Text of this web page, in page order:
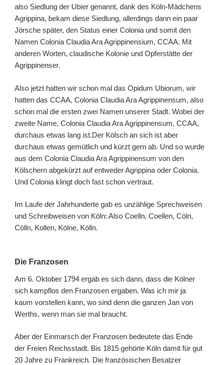
also Siedlung der Ubier genannt, dank des Köln-Mädchens
Agrippina, bekam diese Siedlung, allerdings dann ein paar
Jörsche später, den Status einer Colonia und somit den
Namen Colonia Claudia Ara Agrippinensium, CCAA. Mit
anderen Worten, claudische Kolonie und Opferstätte der
Agrippinenser.
Also jetzt hatten wir schon mal das Opidum Ubiorum, wir
hatten das CCAA, Colonia Claudia Ara Agrippinensum, also
schon mal die ersten zwei Namen unserer Stadt. Wobei der
zweite Name, Colonia Claudia Ara Agrippinensum, CCAA,
durchaus etwas lang ist.Der Kölsch an sich ist aber
durchaus etwas gemütlich und kürzt gern ab. Und so wurde
aus dem Colonia Claudia Ara Agrippinensum von den
Kölschern abgekürzt auf entweder Agrippina oder Colonia.
Und Colonia klingt doch fast schon vertraut.
Im Laufe der Jahrhunderte gab es unzählige Sprechweisen
und Schreibweisen von Köln: Also Coelln, Coellen, Cöln,
Cölln, Kollen, Kölne, Kölln.
Die Franzosen
Am 6. Oktober 1794 ergab es sich dann, dass die Kölner
sich kampflos den Franzosen ergaben. Was ich mir ja
kaum vorstellen kann, wo sind denn die ganzen Jan von
Werths, wenn man sie mal braucht.
Aber der Einmarsch der Franzosen bedeutete das Ende
der Freien Reichsstadt. Bis 1815 gehörte Köln damit für gut
20 Jahre zu Frankreich. Die französischen Besatzer